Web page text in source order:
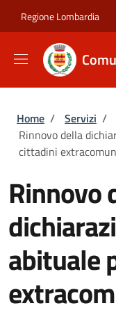
Regione Lombardia
Briciole
Home / Servizi /
Rinnovo della
cittadini
Rinnovo
abituale